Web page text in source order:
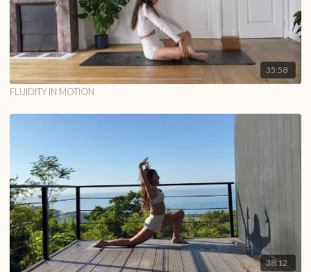
35:58
FLUIDITY IN MOTION
38:12